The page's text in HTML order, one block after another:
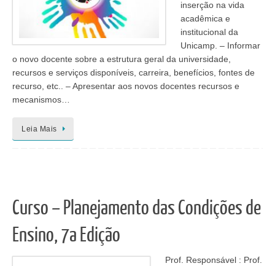
inserção na vida
acadêmica e
institucional da
Unicamp. – Informar
o novo docente sobre a estrutura geral da universidade,
recursos e serviços disponíveis, carreira, benefícios, fontes de
recurso, etc.. – Apresentar aos novos docentes recursos e
mecanismos…
Leia Mais
Curso – Planejamento das Condições de
Ensino, 7a Edição
Prof. Responsável : Prof.